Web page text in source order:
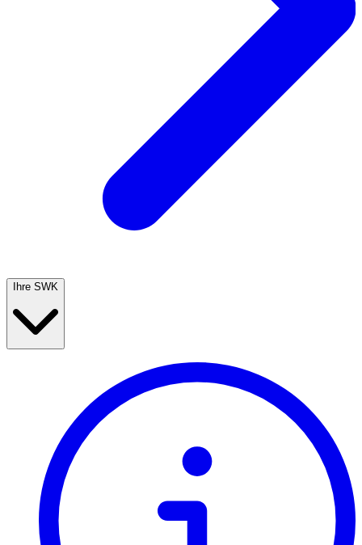
Ihre SWK